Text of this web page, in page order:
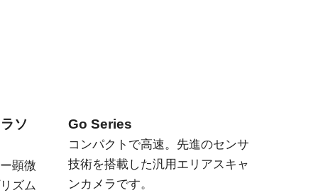
ソ
顕微
ズム
Go Series
コンパクトで高速。先進のセンサ
技術を搭載した汎用エリアスキャ
ンカメラです。